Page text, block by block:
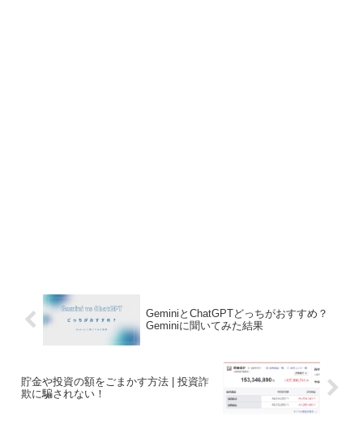
GeminiとChatGPTどっちがおすすめ？
Geminiに聞いてみた結果
貯金や投資の額をごまかす方法 | 投資詐
欺に騙されない！